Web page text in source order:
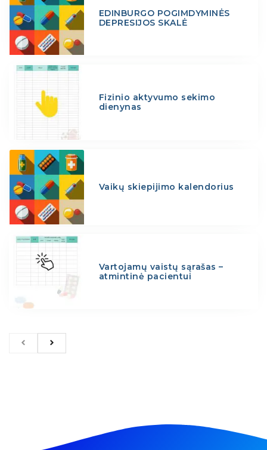
EDINBURGO POGIMDYMINĖS
DEPRESIJOS SKALĖ
Fizinio aktyvumo sekimo
dienynas
Vaikų skiepijimo kalendorius
Vartojamų vaistų sąrašas –
atmintinė pacientui